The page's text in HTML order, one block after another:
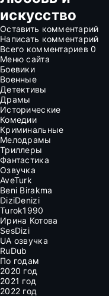
искусство
Оставить комментарий
Написать комментарий
Всего комментариев0
Меню сайта
Боевики
Военные
Детективы
Драмы
Исторические
Комедии
Криминальные
Мелодрамы
Триллеры
Фантастика
Озвучка
AveTurk
Beni Birakma
DiziDenizi
Turok1990
Ирина Котова
SesDizi
UA озвучка
RuDub
По годам
2020 год
2021 год
2022 год